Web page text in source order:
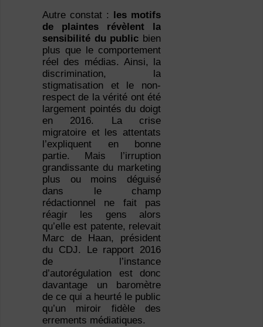
Autre constat : les motifs
de plaintes révèlent la
sensibilité du public bien
plus que le comportement
réel des médias. Ainsi, la
discrimination, la
stigmatisation et le non-
respect de la vérité ont été
largement pointés du doigt
en 2016. La crise
migratoire et les attentats
l’expliquent en bonne
partie. Mais l’irruption
grandissante du marketing
plus ou moins déguisé
dans le champ
rédactionnel ne fait pas
réagir les gens alors
qu’elle est patente, relevait
Marc de Haan, président
du CDJ. Le rapport 2016
de l’instance
d’autorégulation est donc
davantage un baromètre
de ce qui a heurté le public
qu’un miroir fidèle des
errements médiatiques.